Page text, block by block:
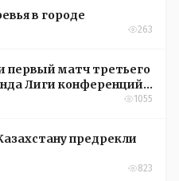
в городе
263
первый матч третьего
Лиги конференций
1055
предрекли
823